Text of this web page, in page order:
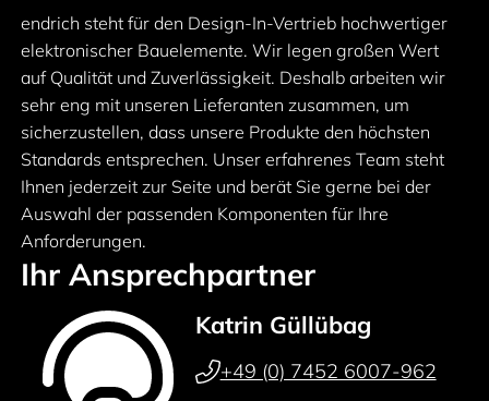
endrich steht für den Design-In-Vertrieb hochwertiger
elektronischer Bauelemente. Wir legen großen Wert
auf Qualität und Zuverlässigkeit. Deshalb arbeiten wir
sehr eng mit unseren Lieferanten zusammen, um
sicherzustellen, dass unsere Produkte den höchsten
Standards entsprechen. Unser erfahrenes Team steht
Ihnen jederzeit zur Seite und berät Sie gerne bei der
Auswahl der passenden Komponenten für Ihre
Anforderungen.
Ihr Ansprechpartner
Katrin Güllübag
+49 (0) 7452 6007-962